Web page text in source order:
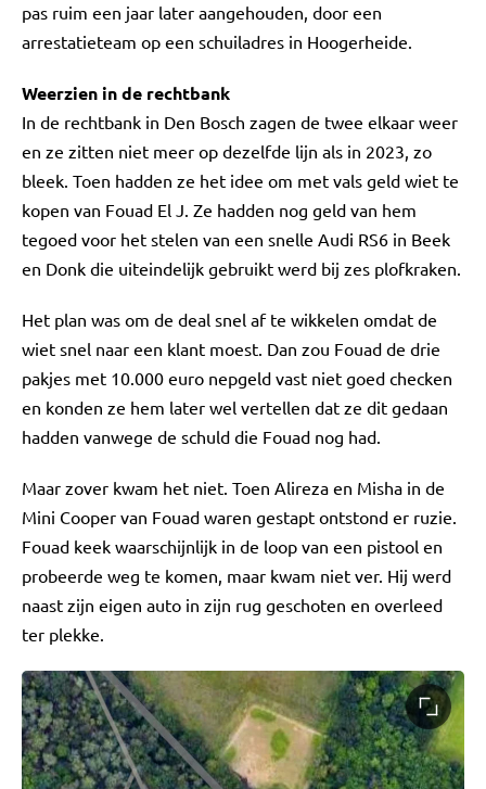
pas ruim een jaar later aangehouden, door een
arrestatieteam op een schuiladres in Hoogerheide.
Weerzien in de rechtbank
In de rechtbank in Den Bosch zagen de twee elkaar weer
en ze zitten niet meer op dezelfde lijn als in 2023, zo
bleek. Toen hadden ze het idee om met vals geld wiet te
kopen van Fouad El J. Ze hadden nog geld van hem
tegoed voor het stelen van een snelle Audi RS6 in Beek
en Donk die uiteindelijk gebruikt werd bij zes plofkraken.
Het plan was om de deal snel af te wikkelen omdat de
wiet snel naar een klant moest. Dan zou Fouad de drie
pakjes met 10.000 euro nepgeld vast niet goed checken
en konden ze hem later wel vertellen dat ze dit gedaan
hadden vanwege de schuld die Fouad nog had.
Maar zover kwam het niet. Toen Alireza en Misha in de
Mini Cooper van Fouad waren gestapt ontstond er ruzie.
Fouad keek waarschijnlijk in de loop van een pistool en
probeerde weg te komen, maar kwam niet ver. Hij werd
naast zijn eigen auto in zijn rug geschoten en overleed
ter plekke.